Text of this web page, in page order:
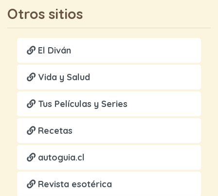
Otros sitios
El Diván
Vida y Salud
Tus Películas y Series
Recetas
autoguia.cl
Revista esotérica